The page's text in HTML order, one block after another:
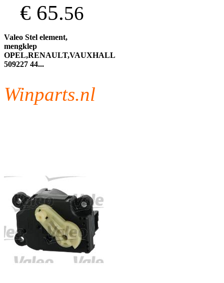
€ 65.56
Valeo Stel element,
mengklep
OPEL,RENAULT,VAUXHALL
509227 44...
Winparts.nl